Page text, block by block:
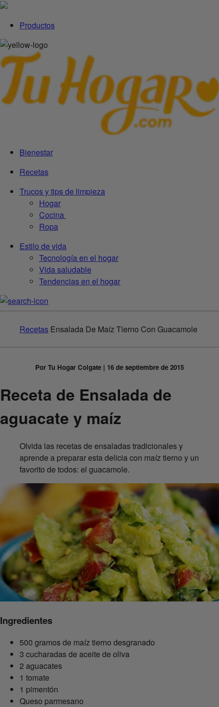
Productos
Bienestar
Recetas
Trucos y tips de limpieza
Hogar
Cocina
Ropa
Estilo de vida
Tecnología en el hogar
Vida saludable
Tendencias en el hogar
Recetas Ensalada De Maíz Tierno Con Guacamole
Por Tu Hogar Colgate | 16 de septiembre de 2015
Receta de Ensalada de
aguacate y maíz
Olvida las recetas de ensaladas tradicionales y
aprende a preparar esta delicia con maíz tierno y un
favorito de todos: el guacamole.
Ingredientes
500 gramos de maíz tierno desgranado
3 cucharadas de aceite de oliva
2 aguacates
1 tomate
1 pimentón
Queso parmesano